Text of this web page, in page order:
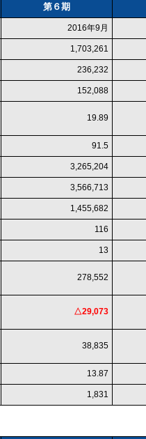
第６期
2016年9月
1,703,261
236,232
152,088
19.89
91.5
3,265,204
3,566,713
1,455,682
116
13
278,552
△29,073
38,835
13.87
1,831